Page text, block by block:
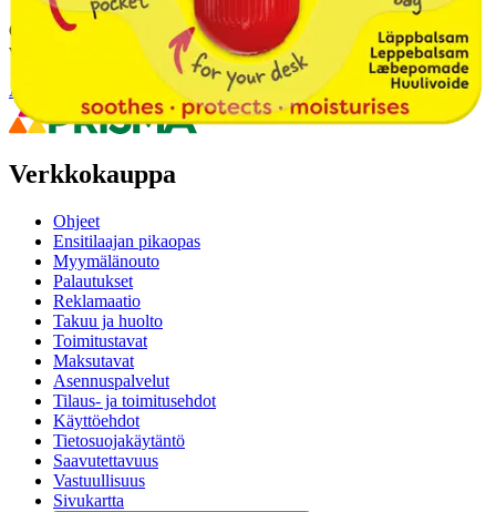
Ovatko tuotetiedot riittävät? Jos tuotetiedoissa on puutteita tai niitä
voisi muuten parantaa, anna palautetta.
Anna palautetta Avautuu uuteen välilehteen
Verkkokauppa
Ohjeet
Ensitilaajan pikaopas
Myymälänouto
Palautukset
Reklamaatio
Takuu ja huolto
Toimitustavat
Maksutavat
Asennuspalvelut
Tilaus- ja toimitusehdot
Käyttöehdot
Tietosuojakäytäntö
Saavutettavuus
Vastuullisuus
Sivukartta